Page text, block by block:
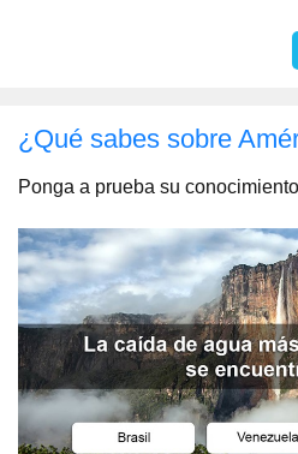
¿Qué sabes sobre
Ponga a prueba su